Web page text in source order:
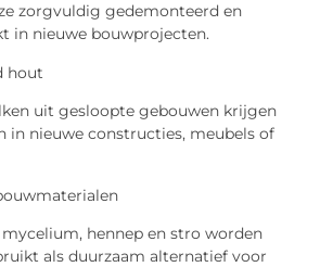
zorgvuldig gedemonteerd en
in nieuwe bouwprojecten.
hout
uit gesloopte gebouwen krijgen
in nieuwe constructies, meubels of
hennep en stro worden
als duurzaam alternatief voor